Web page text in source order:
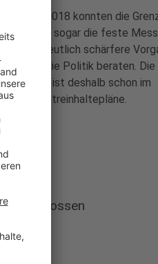
Seit 2018 konnten die
deshalb sogar die feste
und deutlich schärfere
Woche die Politik beraten.
Sie ist deshalb schon im
für Luftreinhaltepläne.
beschlossen